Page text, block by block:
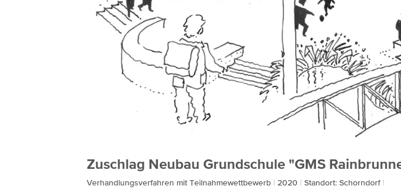
Zuschlag Neubau Grundschule "GMS
Verhandlungsverfahren mit Teilnahmewettbewerb 2020
Standort: Schorndorf